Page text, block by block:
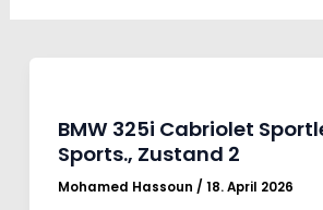
BMW 325i Cabriolet
Sports., Zustand 2
Mohamed Hassoun / 18. April 2026